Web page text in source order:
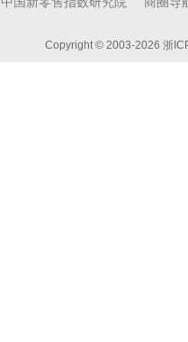
Copyright © 2003-2026 浙